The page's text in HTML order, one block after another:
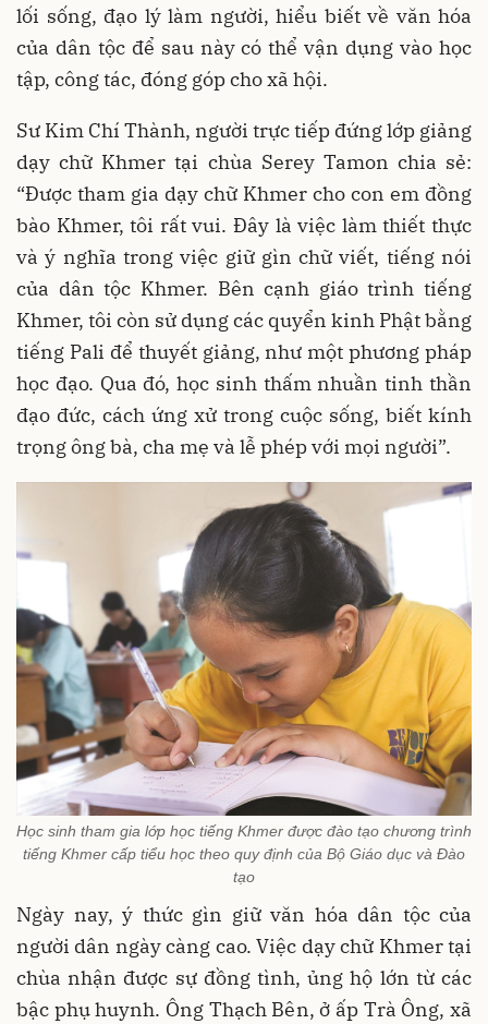
lối sống, đạo lý làm người, hiểu biết về văn hóa
của dân tộc để sau này có thể vận dụng vào học
tập, công tác, đóng góp cho xã hội.
Sư Kim Chí Thành, người trực tiếp đứng lớp giảng
dạy chữ Khmer tại chùa Serey Tamon chia sẻ:
“Được tham gia dạy chữ Khmer cho con em đồng
bào Khmer, tôi rất vui. Đây là việc làm thiết thực
và ý nghĩa trong việc giữ gìn chữ viết, tiếng nói
của dân tộc Khmer. Bên cạnh giáo trình tiếng
Khmer, tôi còn sử dụng các quyển kinh Phật bằng
tiếng Pali để thuyết giảng, như một phương pháp
học đạo. Qua đó, học sinh thấm nhuần tinh thần
đạo đức, cách ứng xử trong cuộc sống, biết kính
trọng ông bà, cha mẹ và lễ phép với mọi người”.
Học sinh tham gia lớp học tiếng Khmer được đào tạo chương trình
tiếng Khmer cấp tiểu học theo quy định của Bộ Giáo dục và Đào
tạo
Ngày nay, ý thức gìn giữ văn hóa dân tộc của
người dân ngày càng cao. Việc dạy chữ Khmer tại
chùa nhận được sự đồng tình, ủng hộ lớn từ các
bậc phụ huynh. Ông Thạch Bên, ở ấp Trà Ông, xã